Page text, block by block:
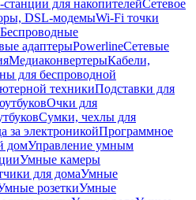
для накопителейСетевое
DSL-модемыWi-Fi точки
Беспроводные
адаптерыPowerlineСетевые
МедиаконвертерыКабели,
для беспроводной
техникиПодставки для
Очки для
Сумки, чехлы для
за электроникойПрограммное
домУправление умным
Умные камеры
для домаУмные
розеткиУмные